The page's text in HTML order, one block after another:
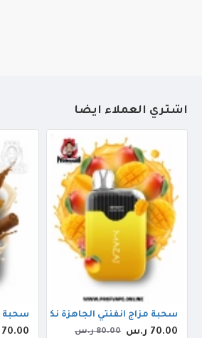
أشتري العملاء أيضاً
سحبة مزاج انفنتي الجاهزة نكهة مانجو (4500 سحبة)
70.00 ر.س 80.00 ر.س
سحبة
70.00 ر.س